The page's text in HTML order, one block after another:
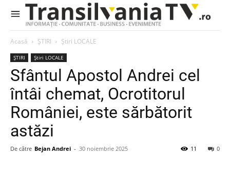
Acasă ȘTIRI Știri LOCALE
ȘTIRI Știri LOCALE
Sfântul Apostol Andrei cel
întâi chemat, Ocrotitorul
României, este sărbătorit
astăzi
De către Bejan Andrei - 30 noiembrie 2025 0
11